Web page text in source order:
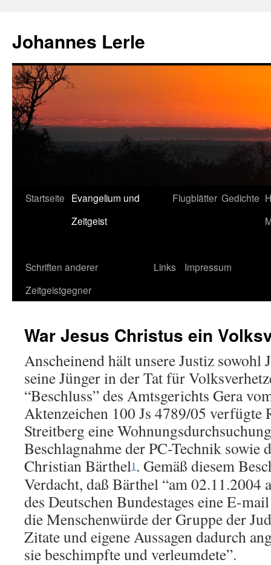
springen
Johannes Lerle
Startseite Evangelium und
Zeitgeist
Flugblätter Gedichte
Schriften anderer
Zeitgeistgegner
Links Impressum
War Jesus Christus ein
Anscheinend hält unsere Justiz sowohl
seine Jünger in der Tat für
“Beschluss” des Amtsgerichts Gera
Aktenzeichen 100 Js 4789/05
Streitberg eine
Beschlagnahme der PC-Technik sowie
Christian Bärthel1 . Gemäß diesem
Verdacht, daß Bärthel “am 02.11.2004
des Deutschen Bundestages eine E-
die Menschenwürde der Gruppe der
Zitate und eigene Aussagen dadurch
sie beschimpfte und verleumdete”.